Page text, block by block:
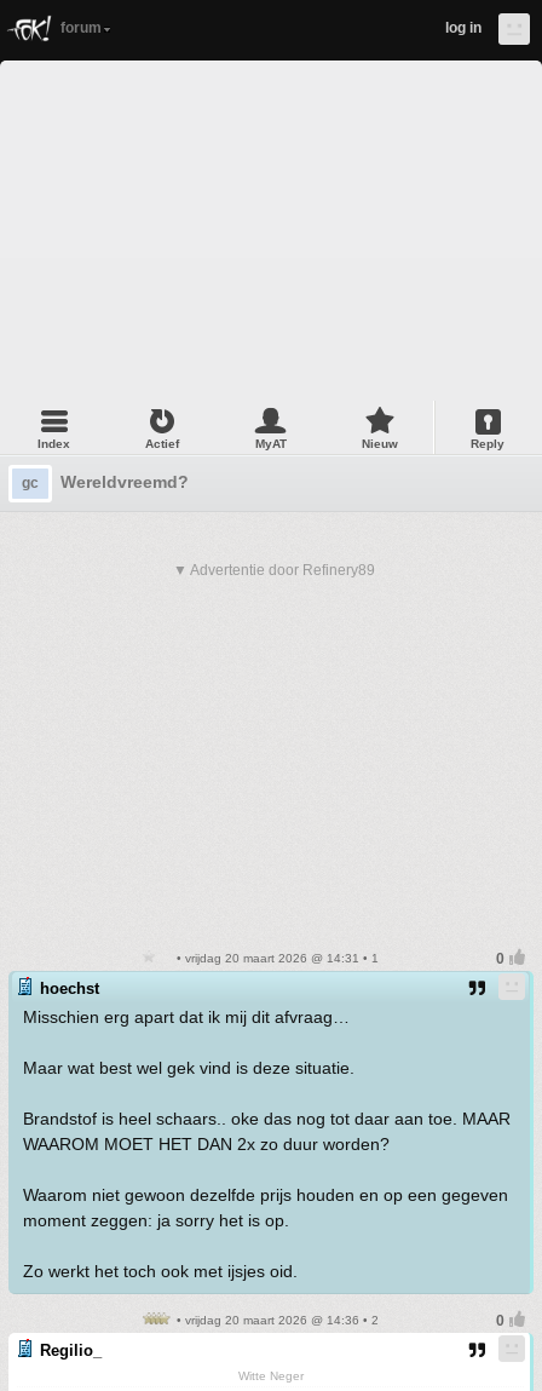
forum log in
Index Actief MyAT Nieuw Reply
gc Wereldvreemd?
▼ Advertentie door Refinery89
• vrijdag 20 maart 2026 @ 14:31 • 1
hoechst
Misschien erg apart dat ik mij dit afvraag…
Maar wat best wel gek vind is deze situatie.
Brandstof is heel schaars.. oke das nog tot daar aan toe. MAAR
WAAROM MOET HET DAN 2x zo duur worden?
Waarom niet gewoon dezelfde prijs houden en op een gegeven
moment zeggen: ja sorry het is op.
Zo werkt het toch ook met ijsjes oid.
• vrijdag 20 maart 2026 @ 14:36 • 2
Regilio_
Witte Neger